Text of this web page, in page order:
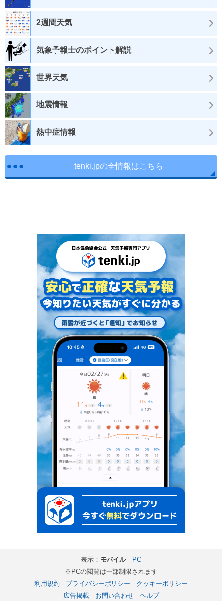
2週間天気
気象予報士のポイント解説
世界天気
地震情報
熱中症情報
tenki.jpの全情報はこちら
表示： モバイル｜ PC
※PCの閲覧は一部制限されます
利用規約 - プライバシーポリシー - クッキーポリシー
広告掲載- お問い合わせ- ヘルプ